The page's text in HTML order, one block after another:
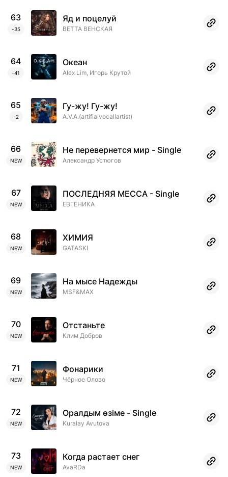
63
-35
Яд и поцелуй
ВЕТТА ВЕНСКАЯ
64
-41
Океан
Alex Lim, Игорь Крутой
65
-2
Гу-жу! Гу-жу!
A.V.A.(artifialvocallartist)
66
NEW
Не перевернется мир - Single
Александр Устюгов
67
NEW
ПОСЛЕДНЯЯ МЕССА - Single
ЕВГЕНИКА
68
NEW
ХИМИЯ
GATASKI
69
NEW
На мысе Надежды
MSF&MAX
70
NEW
Отстаньте
Клим Добров
71
NEW
Фонарики
Чёрное Олово
72
NEW
Оралдым өзіме - Single
Kuralay Avutova
73
NEW
Когда растает снег
AvaRDa